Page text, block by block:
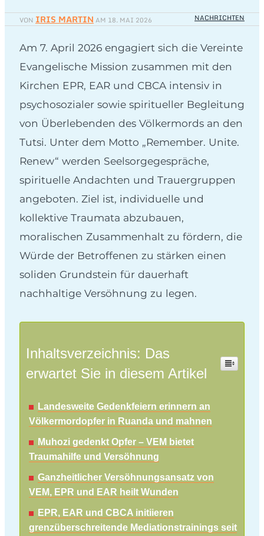
VON IRIS MARTIN AM 18. MAI 2026 NACHRICHTEN
Am 7. April 2026 engagiert sich die Vereinte
Evangelische Mission zusammen mit den
Kirchen EPR, EAR und CBCA intensiv in
psychosozialer sowie spiritueller Begleitung
von Überlebenden des Völkermords an den
Tutsi. Unter dem Motto „Remember. Unite.
Renew“ werden Seelsorgegespräche,
spirituelle Andachten und Trauergruppen
angeboten. Ziel ist, individuelle und
kollektive Traumata abzubauen,
moralischen Zusammenhalt zu fördern, die
Würde der Betroffenen zu stärken einen
soliden Grundstein für dauerhaft
nachhaltige Versöhnung zu legen.
Inhaltsverzeichnis: Das
erwartet Sie in diesem Artikel
Landesweite Gedenkfeiern erinnern an
Völkermordopfer in Ruanda und mahnen
Muhozi gedenkt Opfer – VEM bietet
Traumahilfe und Versöhnung
Ganzheitlicher Versöhnungsansatz von
VEM, EPR und EAR heilt Wunden
EPR, EAR und CBCA initiieren
grenzüberschreitende Mediationstrainings seit